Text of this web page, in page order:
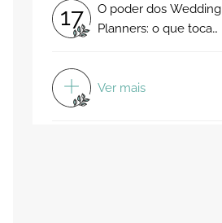
17
O poder dos Wedding
Planners: o que tocam
Ver mais